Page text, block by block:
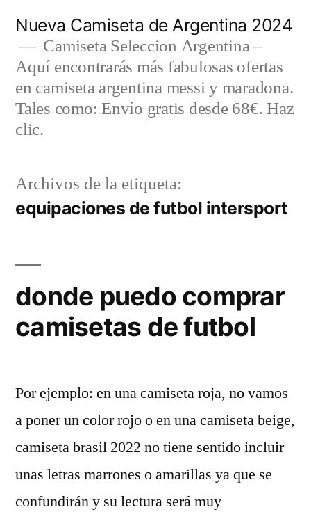
contenido
Nueva Camiseta de Argentina 2024
Camiseta Seleccion Argentina –
Aquí encontrarás más fabulosas ofertas
en camiseta argentina messi y maradona.
Tales como: Envío gratis desde 68€. Haz
clic.
Archivos de la etiqueta:
equipaciones de futbol intersport
donde puedo comprar
camisetas de futbol
Por ejemplo: en una camiseta roja, no vamos
a poner un color rojo o en una camiseta beige,
camiseta brasil 2022 no tiene sentido incluir
unas letras marrones o amarillas ya que se
confundirán y su lectura será muy